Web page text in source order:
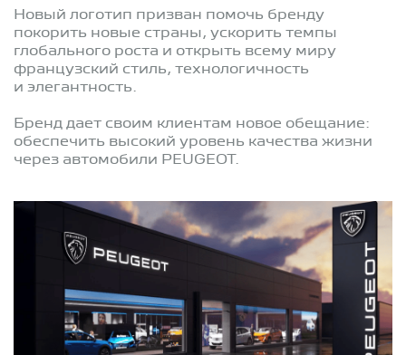
Новый логотип призван помочь бренду
покорить новые страны, ускорить темпы
глобального роста и открыть всему миру
французский стиль, технологичность
и элегантность.
Бренд дает своим клиентам новое обещание:
обеспечить высокий уровень качества жизни
через автомобили PEUGEOT.